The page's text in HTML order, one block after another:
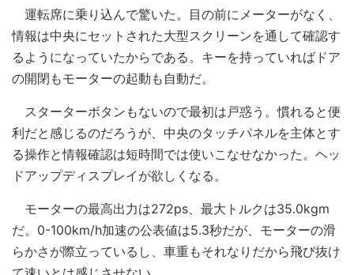
運転席に乗り込んで驚いた。目の前にメーターがなく、
情報は中央にセットされた大型スクリーンを通して確認す
るようになっていたからである。キーを持っていればドア
の開閉もモーターの起動も自動だ。
スターターボタンもないので最初は戸惑う。慣れると便
利だと感じるのだろうが、中央のタッチパネルを主体とす
る操作と情報確認は短時間では使いこなせなかった。ヘッ
ドアップディスプレイが欲しくなる。
モーターの最高出力は272ps、最大トルクは35.0kgm
だ。0-100km/h加速の公表値は5.3秒だが、モーターの滑
らかさが際立っているし、車重もそれなりだから飛び抜け